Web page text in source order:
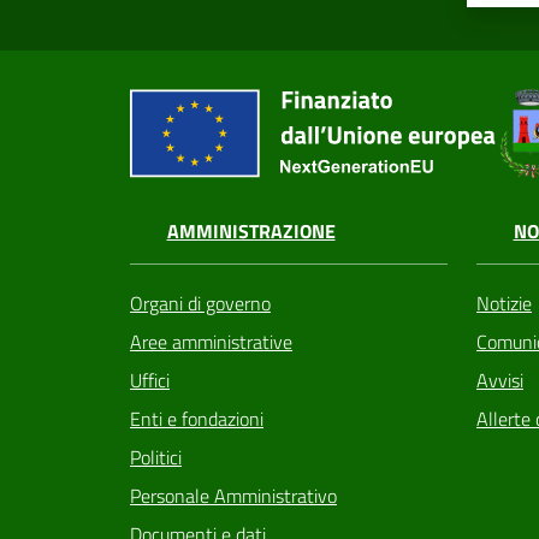
AMMINISTRAZIONE
Organi di governo
Aree amministrative
Uffici
Enti e fondazioni
Politici
Personale Amministrativo
Notizie
Avvisi
Allerte